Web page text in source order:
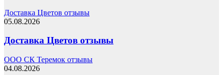
Доставка Цветов отзывы
05.08.2026
Доставка Цветов отзывы
ООО СК Теремок отзывы
04.08.2026